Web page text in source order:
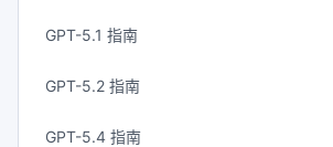
GPT-5.1 指南
GPT-5.2 指南
GPT-5.4 指南